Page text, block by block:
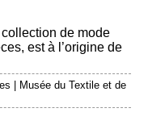
collection de mode
est à l’origine de
Musée du Textile et de